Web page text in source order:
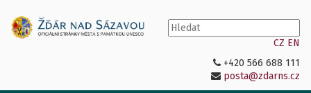
CZ EN
+420 566 688 111
posta@zdarns.cz